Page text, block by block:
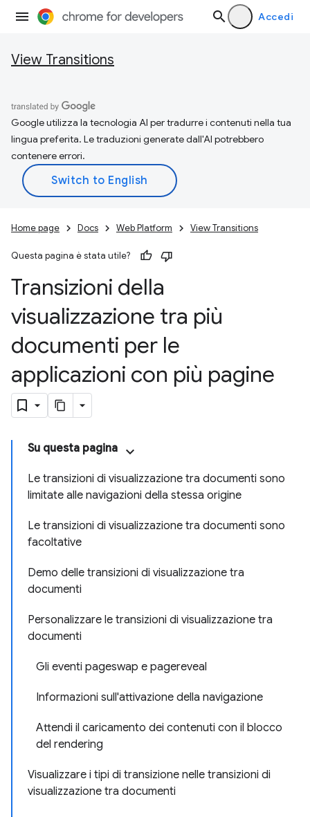
Accedi
View Transitions
Google utilizza la tecnologia AI per tradurre i contenuti nella tua
lingua preferita. Le traduzioni generate dall'AI potrebbero
contenere errori.
Home page Docs Web Platform View Transitions
Questa pagina è stata utile?
Transizioni della
visualizzazione tra più
documenti per le
applicazioni con più pagine
Su questa pagina
Le transizioni di visualizzazione tra documenti sono
limitate alle navigazioni della stessa origine
Le transizioni di visualizzazione tra documenti sono
facoltative
Demo delle transizioni di visualizzazione tra
documenti
Personalizzare le transizioni di visualizzazione tra
documenti
Gli eventi pageswap e pagereveal
Informazioni sull'attivazione della navigazione
Attendi il caricamento dei contenuti con il blocco
del rendering
Visualizzare i tipi di transizione nelle transizioni di
visualizzazione tra documenti